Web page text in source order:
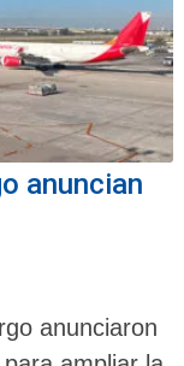
anuncian
anunciaron